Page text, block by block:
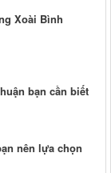
Xoài Bình
bạn cần biết
nên lựa chọn